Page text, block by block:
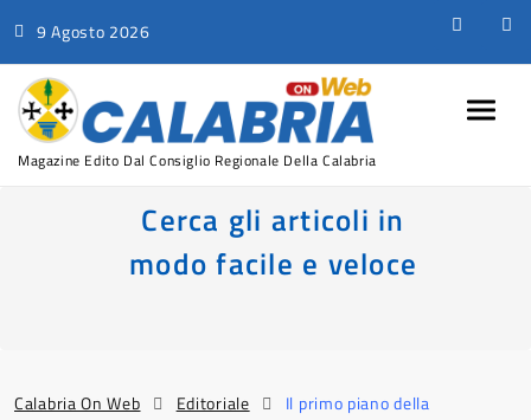
9 Agosto 2026
Magazine Edito Dal Consiglio Regionale Della Calabria
Cerca gli articoli in
modo facile e veloce
Calabria On Web Editoriale
Il primo piano della